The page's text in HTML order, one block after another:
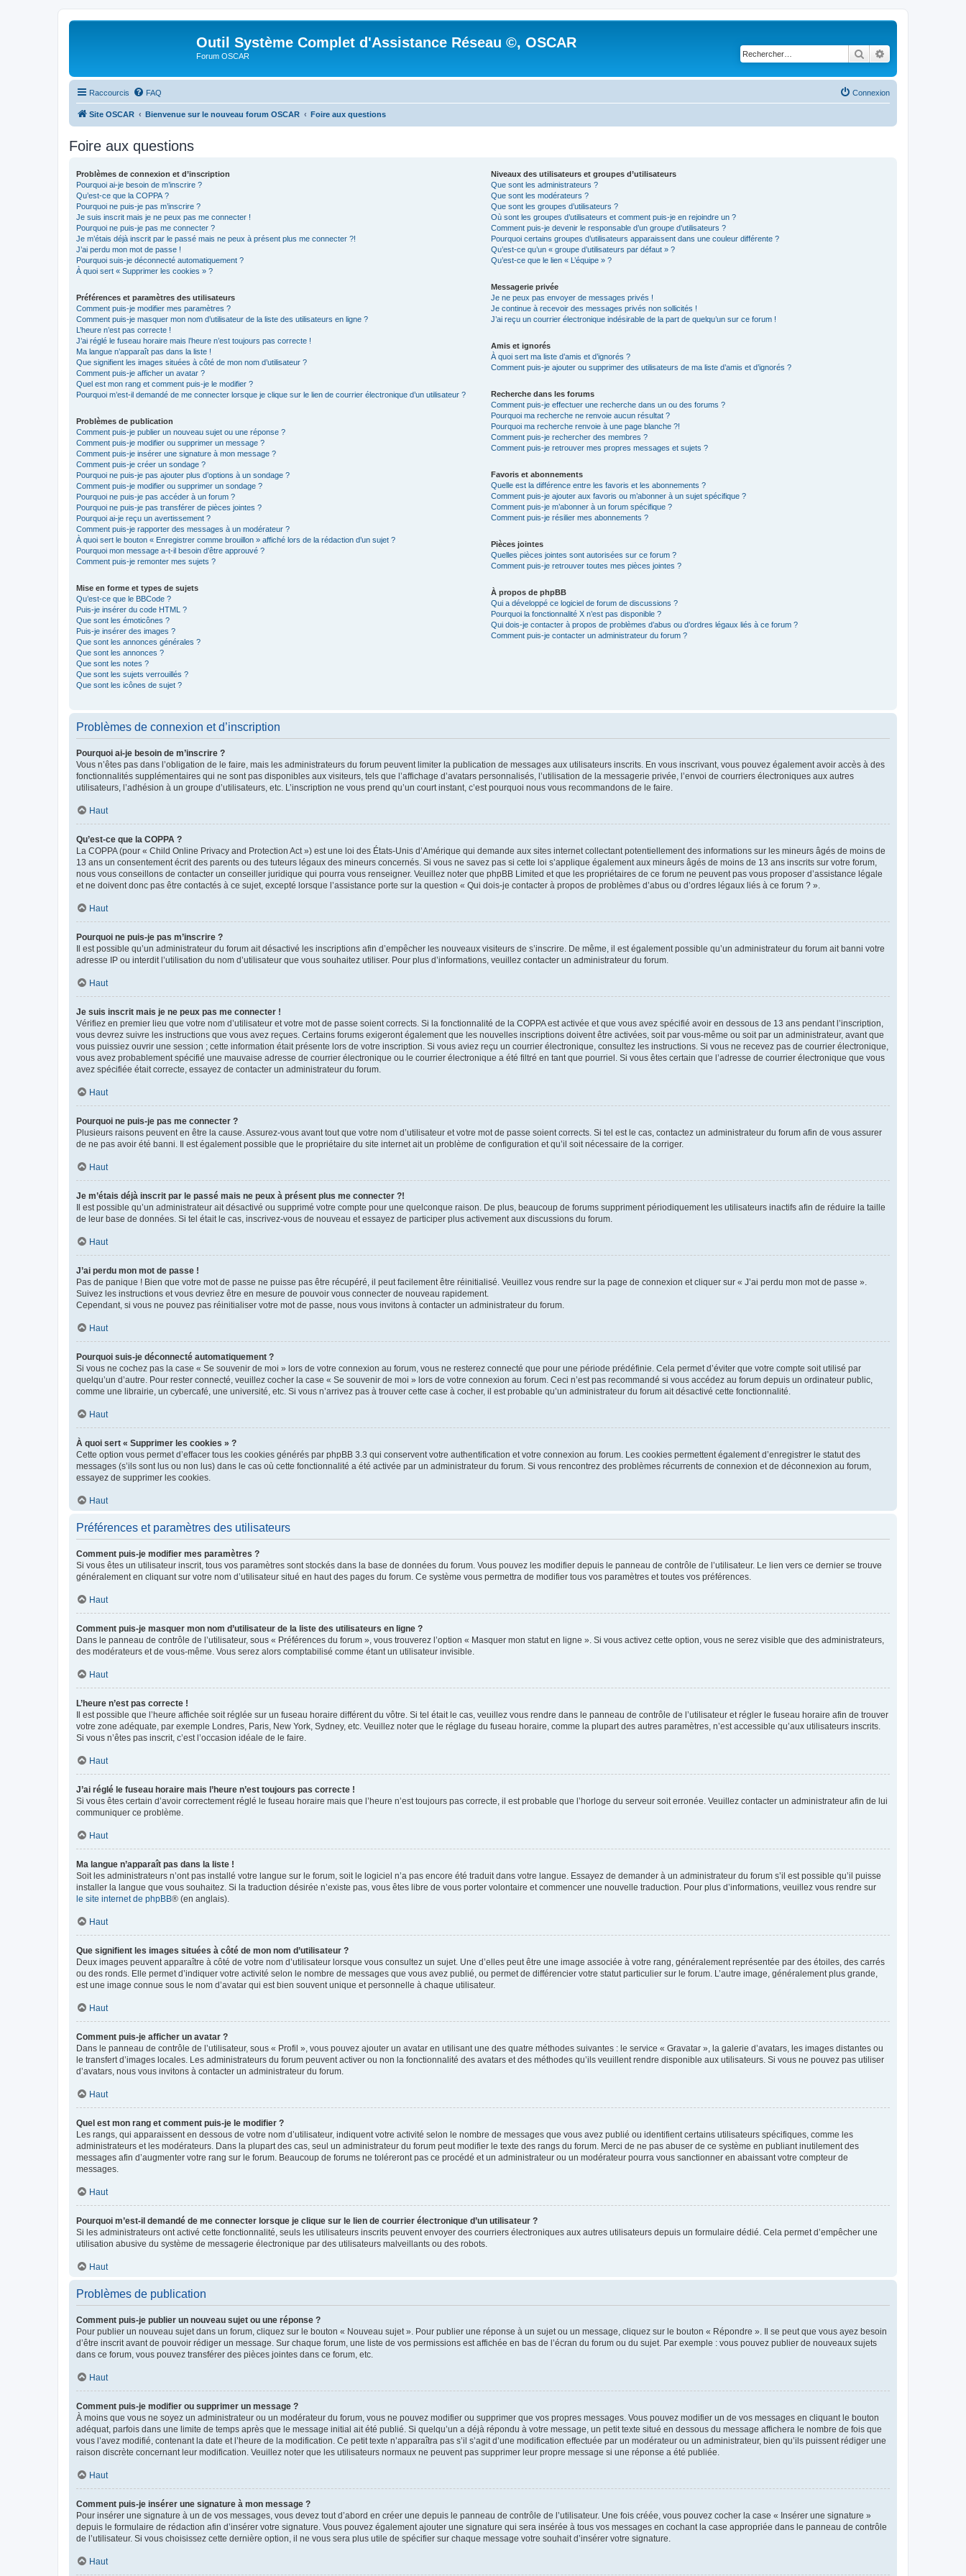
Outil Système Complet d'Assistance Réseau ©, OSCAR
Forum OSCAR Rechercher
Raccourcis FAQ Connexion
Site OSCAR Bienvenue sur le nouveau forum OSCAR Foire aux questions
Foire aux questions
Problèmes de connexion et d’inscription
Pourquoi ai-je besoin de m’inscrire ?
Qu’est-ce que la COPPA ?
Pourquoi ne puis-je pas m’inscrire ?
Je suis inscrit mais je ne peux pas me connecter !
Pourquoi ne puis-je pas me connecter ?
Je m’étais déjà inscrit par le passé mais ne peux à présent plus me connecter ?!
J’ai perdu mon mot de passe !
Pourquoi suis-je déconnecté automatiquement ?
À quoi sert « Supprimer les cookies » ?
Préférences et paramètres des utilisateurs
Comment puis-je modifier mes paramètres ?
Comment puis-je masquer mon nom d’utilisateur de la liste des utilisateurs en ligne ?
L’heure n’est pas correcte !
J’ai réglé le fuseau horaire mais l’heure n’est toujours pas correcte !
Ma langue n’apparaît pas dans la liste !
Que signifient les images situées à côté de mon nom d’utilisateur ?
Comment puis-je afficher un avatar ?
Quel est mon rang et comment puis-je le modifier ?
Pourquoi m’est-il demandé de me connecter lorsque je clique sur le lien de courrier électronique d’un utilisateur ?
Problèmes de publication
Comment puis-je publier un nouveau sujet ou une réponse ?
Comment puis-je modifier ou supprimer un message ?
Comment puis-je insérer une signature à mon message ?
Comment puis-je créer un sondage ?
Pourquoi ne puis-je pas ajouter plus d’options à un sondage ?
Comment puis-je modifier ou supprimer un sondage ?
Pourquoi ne puis-je pas accéder à un forum ?
Pourquoi ne puis-je pas transférer de pièces jointes ?
Pourquoi ai-je reçu un avertissement ?
Comment puis-je rapporter des messages à un modérateur ?
À quoi sert le bouton « Enregistrer comme brouillon » affiché lors de la rédaction d’un sujet ?
Pourquoi mon message a-t-il besoin d’être approuvé ?
Comment puis-je remonter mes sujets ?
Mise en forme et types de sujets
Qu’est-ce que le BBCode ?
Puis-je insérer du code HTML ?
Que sont les émoticônes ?
Puis-je insérer des images ?
Que sont les annonces générales ?
Que sont les annonces ?
Que sont les notes ?
Que sont les sujets verrouillés ?
Que sont les icônes de sujet ?
Niveaux des utilisateurs et groupes d’utilisateurs
Que sont les administrateurs ?
Que sont les modérateurs ?
Que sont les groupes d’utilisateurs ?
Où sont les groupes d’utilisateurs et comment puis-je en rejoindre un ?
Comment puis-je devenir le responsable d’un groupe d’utilisateurs ?
Pourquoi certains groupes d’utilisateurs apparaissent dans une couleur différente ?
Qu’est-ce qu’un « groupe d’utilisateurs par défaut » ?
Qu’est-ce que le lien « L’équipe » ?
Messagerie privée
Je ne peux pas envoyer de messages privés !
Je continue à recevoir des messages privés non sollicités !
J’ai reçu un courrier électronique indésirable de la part de quelqu’un sur ce forum !
Amis et ignorés
À quoi sert ma liste d’amis et d’ignorés ?
Comment puis-je ajouter ou supprimer des utilisateurs de ma liste d’amis et d’ignorés ?
Recherche dans les forums
Comment puis-je effectuer une recherche dans un ou des forums ?
Pourquoi ma recherche ne renvoie aucun résultat ?
Pourquoi ma recherche renvoie à une page blanche ?!
Comment puis-je rechercher des membres ?
Comment puis-je retrouver mes propres messages et sujets ?
Favoris et abonnements
Quelle est la différence entre les favoris et les abonnements ?
Comment puis-je ajouter aux favoris ou m’abonner à un sujet spécifique ?
Comment puis-je m’abonner à un forum spécifique ?
Comment puis-je résilier mes abonnements ?
Pièces jointes
Quelles pièces jointes sont autorisées sur ce forum ?
Comment puis-je retrouver toutes mes pièces jointes ?
À propos de phpBB
Qui a développé ce logiciel de forum de discussions ?
Pourquoi la fonctionnalité X n’est pas disponible ?
Qui dois-je contacter à propos de problèmes d’abus ou d’ordres légaux liés à ce forum ?
Comment puis-je contacter un administrateur du forum ?
Problèmes de connexion et d’inscription
Pourquoi ai-je besoin de m’inscrire ?
Vous n’êtes pas dans l’obligation de le faire, mais les administrateurs du forum peuvent limiter la publication de messages aux utilisateurs inscrits. En vous inscrivant, vous pouvez également avoir accès à des
fonctionnalités supplémentaires qui ne sont pas disponibles aux visiteurs, tels que l’affichage d’avatars personnalisés, l’utilisation de la messagerie privée, l’envoi de courriers électroniques aux autres
utilisateurs, l’adhésion à un groupe d’utilisateurs, etc. L’inscription ne vous prend qu’un court instant, c’est pourquoi nous vous recommandons de le faire.
Haut
Qu’est-ce que la COPPA ?
La COPPA (pour « Child Online Privacy and Protection Act ») est une loi des États-Unis d’Amérique qui demande aux sites internet collectant potentiellement des informations sur les mineurs âgés de moins de
13 ans un consentement écrit des parents ou des tuteurs légaux des mineurs concernés. Si vous ne savez pas si cette loi s’applique également aux mineurs âgés de moins de 13 ans inscrits sur votre forum,
nous vous conseillons de contacter un conseiller juridique qui pourra vous renseigner. Veuillez noter que phpBB Limited et que les propriétaires de ce forum ne peuvent pas vous proposer d’assistance légale
et ne doivent donc pas être contactés à ce sujet, excepté lorsque l’assistance porte sur la question « Qui dois-je contacter à propos de problèmes d’abus ou d’ordres légaux liés à ce forum ? ».
Haut
Pourquoi ne puis-je pas m’inscrire ?
Il est possible qu’un administrateur du forum ait désactivé les inscriptions afin d’empêcher les nouveaux visiteurs de s’inscrire. De même, il est également possible qu’un administrateur du forum ait banni votre
adresse IP ou interdit l’utilisation du nom d’utilisateur que vous souhaitez utiliser. Pour plus d’informations, veuillez contacter un administrateur du forum.
Haut
Je suis inscrit mais je ne peux pas me connecter !
Vérifiez en premier lieu que votre nom d’utilisateur et votre mot de passe soient corrects. Si la fonctionnalité de la COPPA est activée et que vous avez spécifié avoir en dessous de 13 ans pendant l’inscription,
vous devrez suivre les instructions que vous avez reçues. Certains forums exigeront également que les nouvelles inscriptions doivent être activées, soit par vous-même ou soit par un administrateur, avant que
vous puissiez ouvrir une session ; cette information était présente lors de votre inscription. Si vous aviez reçu un courrier électronique, consultez les instructions. Si vous ne recevez pas de courrier électronique,
vous avez probablement spécifié une mauvaise adresse de courrier électronique ou le courrier électronique a été filtré en tant que pourriel. Si vous êtes certain que l’adresse de courrier électronique que vous
avez spécifiée était correcte, essayez de contacter un administrateur du forum.
Haut
Pourquoi ne puis-je pas me connecter ?
Plusieurs raisons peuvent en être la cause. Assurez-vous avant tout que votre nom d’utilisateur et votre mot de passe soient corrects. Si tel est le cas, contactez un administrateur du forum afin de vous assurer
de ne pas avoir été banni. Il est également possible que le propriétaire du site internet ait un problème de configuration et qu’il soit nécessaire de la corriger.
Haut
Je m’étais déjà inscrit par le passé mais ne peux à présent plus me connecter ?!
Il est possible qu’un administrateur ait désactivé ou supprimé votre compte pour une quelconque raison. De plus, beaucoup de forums suppriment périodiquement les utilisateurs inactifs afin de réduire la taille
de leur base de données. Si tel était le cas, inscrivez-vous de nouveau et essayez de participer plus activement aux discussions du forum.
Haut
J’ai perdu mon mot de passe !
Pas de panique ! Bien que votre mot de passe ne puisse pas être récupéré, il peut facilement être réinitialisé. Veuillez vous rendre sur la page de connexion et cliquer sur « J’ai perdu mon mot de passe ».
Suivez les instructions et vous devriez être en mesure de pouvoir vous connecter de nouveau rapidement.
Cependant, si vous ne pouvez pas réinitialiser votre mot de passe, nous vous invitons à contacter un administrateur du forum.
Haut
Pourquoi suis-je déconnecté automatiquement ?
Si vous ne cochez pas la case « Se souvenir de moi » lors de votre connexion au forum, vous ne resterez connecté que pour une période prédéfinie. Cela permet d’éviter que votre compte soit utilisé par
quelqu’un d’autre. Pour rester connecté, veuillez cocher la case « Se souvenir de moi » lors de votre connexion au forum. Ceci n’est pas recommandé si vous accédez au forum depuis un ordinateur public,
comme une librairie, un cybercafé, une université, etc. Si vous n’arrivez pas à trouver cette case à cocher, il est probable qu’un administrateur du forum ait désactivé cette fonctionnalité.
Haut
À quoi sert « Supprimer les cookies » ?
Cette option vous permet d’effacer tous les cookies générés par phpBB 3.3 qui conservent votre authentification et votre connexion au forum. Les cookies permettent également d’enregistrer le statut des
messages (s’ils sont lus ou non lus) dans le cas où cette fonctionnalité a été activée par un administrateur du forum. Si vous rencontrez des problèmes récurrents de connexion et de déconnexion au forum,
essayez de supprimer les cookies.
Haut
Préférences et paramètres des utilisateurs
Comment puis-je modifier mes paramètres ?
Si vous êtes un utilisateur inscrit, tous vos paramètres sont stockés dans la base de données du forum. Vous pouvez les modifier depuis le panneau de contrôle de l’utilisateur. Le lien vers ce dernier se trouve
généralement en cliquant sur votre nom d’utilisateur situé en haut des pages du forum. Ce système vous permettra de modifier tous vos paramètres et toutes vos préférences.
Haut
Comment puis-je masquer mon nom d’utilisateur de la liste des utilisateurs en ligne ?
Dans le panneau de contrôle de l’utilisateur, sous « Préférences du forum », vous trouverez l’option « Masquer mon statut en ligne ». Si vous activez cette option, vous ne serez visible que des administrateurs,
des modérateurs et de vous-même. Vous serez alors comptabilisé comme étant un utilisateur invisible.
Haut
L’heure n’est pas correcte !
Il est possible que l’heure affichée soit réglée sur un fuseau horaire différent du vôtre. Si tel était le cas, veuillez vous rendre dans le panneau de contrôle de l’utilisateur et régler le fuseau horaire afin de trouver
votre zone adéquate, par exemple Londres, Paris, New York, Sydney, etc. Veuillez noter que le réglage du fuseau horaire, comme la plupart des autres paramètres, n’est accessible qu’aux utilisateurs inscrits.
Si vous n’êtes pas inscrit, c’est l’occasion idéale de le faire.
Haut
J’ai réglé le fuseau horaire mais l’heure n’est toujours pas correcte !
Si vous êtes certain d’avoir correctement réglé le fuseau horaire mais que l’heure n’est toujours pas correcte, il est probable que l’horloge du serveur soit erronée. Veuillez contacter un administrateur afin de lui
communiquer ce problème.
Haut
Ma langue n’apparaît pas dans la liste !
Soit les administrateurs n’ont pas installé votre langue sur le forum, soit le logiciel n’a pas encore été traduit dans votre langue. Essayez de demander à un administrateur du forum s’il est possible qu’il puisse
installer la langue que vous souhaitez. Si la traduction désirée n’existe pas, vous êtes libre de vous porter volontaire et commencer une nouvelle traduction. Pour plus d’informations, veuillez vous rendre sur
le site internet de phpBB® (en anglais).
Haut
Que signifient les images situées à côté de mon nom d’utilisateur ?
Deux images peuvent apparaître à côté de votre nom d’utilisateur lorsque vous consultez un sujet. Une d’elles peut être une image associée à votre rang, généralement représentée par des étoiles, des carrés
ou des ronds. Elle permet d’indiquer votre activité selon le nombre de messages que vous avez publié, ou permet de différencier votre statut particulier sur le forum. L’autre image, généralement plus grande,
est une image connue sous le nom d’avatar qui est bien souvent unique et personnelle à chaque utilisateur.
Haut
Comment puis-je afficher un avatar ?
Dans le panneau de contrôle de l’utilisateur, sous « Profil », vous pouvez ajouter un avatar en utilisant une des quatre méthodes suivantes : le service « Gravatar », la galerie d’avatars, les images distantes ou
le transfert d’images locales. Les administrateurs du forum peuvent activer ou non la fonctionnalité des avatars et des méthodes qu’ils veuillent rendre disponible aux utilisateurs. Si vous ne pouvez pas utiliser
d’avatars, nous vous invitons à contacter un administrateur du forum.
Haut
Quel est mon rang et comment puis-je le modifier ?
Les rangs, qui apparaissent en dessous de votre nom d’utilisateur, indiquent votre activité selon le nombre de messages que vous avez publié ou identifient certains utilisateurs spécifiques, comme les
administrateurs et les modérateurs. Dans la plupart des cas, seul un administrateur du forum peut modifier le texte des rangs du forum. Merci de ne pas abuser de ce système en publiant inutilement des
messages afin d’augmenter votre rang sur le forum. Beaucoup de forums ne toléreront pas ce procédé et un administrateur ou un modérateur pourra vous sanctionner en abaissant votre compteur de
messages.
Haut
Pourquoi m’est-il demandé de me connecter lorsque je clique sur le lien de courrier électronique d’un utilisateur ?
Si les administrateurs ont activé cette fonctionnalité, seuls les utilisateurs inscrits peuvent envoyer des courriers électroniques aux autres utilisateurs depuis un formulaire dédié. Cela permet d’empêcher une
utilisation abusive du système de messagerie électronique par des utilisateurs malveillants ou des robots.
Haut
Problèmes de publication
Comment puis-je publier un nouveau sujet ou une réponse ?
Pour publier un nouveau sujet dans un forum, cliquez sur le bouton « Nouveau sujet ». Pour publier une réponse à un sujet ou un message, cliquez sur le bouton « Répondre ». Il se peut que vous ayez besoin
d’être inscrit avant de pouvoir rédiger un message. Sur chaque forum, une liste de vos permissions est affichée en bas de l’écran du forum ou du sujet. Par exemple : vous pouvez publier de nouveaux sujets
dans ce forum, vous pouvez transférer des pièces jointes dans ce forum, etc.
Haut
Comment puis-je modifier ou supprimer un message ?
À moins que vous ne soyez un administrateur ou un modérateur du forum, vous ne pouvez modifier ou supprimer que vos propres messages. Vous pouvez modifier un de vos messages en cliquant le bouton
adéquat, parfois dans une limite de temps après que le message initial ait été publié. Si quelqu’un a déjà répondu à votre message, un petit texte situé en dessous du message affichera le nombre de fois que
vous l’avez modifié, contenant la date et l’heure de la modification. Ce petit texte n’apparaîtra pas s’il s’agit d’une modification effectuée par un modérateur ou un administrateur, bien qu’ils puissent rédiger une
raison discrète concernant leur modification. Veuillez noter que les utilisateurs normaux ne peuvent pas supprimer leur propre message si une réponse a été publiée.
Haut
Comment puis-je insérer une signature à mon message ?
Pour insérer une signature à un de vos messages, vous devez tout d’abord en créer une depuis le panneau de contrôle de l’utilisateur. Une fois créée, vous pouvez cocher la case « Insérer une signature »
depuis le formulaire de rédaction afin d’insérer votre signature. Vous pouvez également ajouter une signature qui sera insérée à tous vos messages en cochant la case appropriée dans le panneau de contrôle
de l’utilisateur. Si vous choisissez cette dernière option, il ne vous sera plus utile de spécifier sur chaque message votre souhait d’insérer votre signature.
Haut